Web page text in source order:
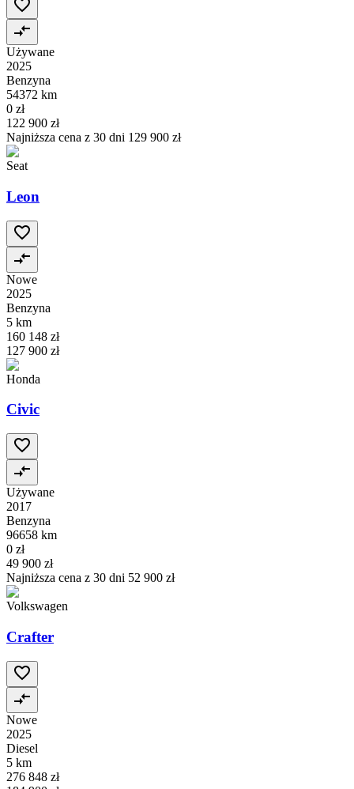
Używane
2025
Benzyna
54372 km
0 zł
122 900 zł
Najniższa cena z 30 dni 129 900 zł
Seat
Leon
Nowe
2025
Benzyna
5 km
160 148 zł
127 900 zł
Honda
Civic
Używane
2017
Benzyna
96658 km
0 zł
49 900 zł
Najniższa cena z 30 dni 52 900 zł
Volkswagen
Crafter
Nowe
2025
Diesel
5 km
276 848 zł